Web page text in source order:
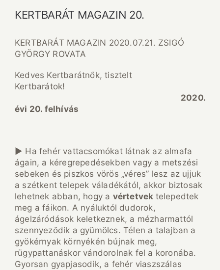
KERTBARÁT MAGAZIN 20.
KERTBARÁT MAGAZIN 2020.07.21. ZSIGÓ
GYÖRGY ROVATA
Kedves Kertbarátnők, tisztelt
Kertbarátok!
2020.
évi 20. felhívás
► Ha fehér vattacsomókat látnak az almafa
ágain, a kéregrepedésekben vagy a metszési
sebeken és piszkos vörös „véres” lesz az ujjuk
a szétkent telepek váladékától, akkor biztosak
lehetnek abban, hogy a vértetvek telepedtek
meg a fáikon. A nyáluktól dudorok,
ágelzáródások keletkeznek, a mézharmattól
szennyeződik a gyümölcs. Télen a talajban a
gyökérnyak környékén bújnak meg,
rügypattanáskor vándorolnak fel a koronába.
Gyorsan gyapjasodik, a fehér viaszszálas